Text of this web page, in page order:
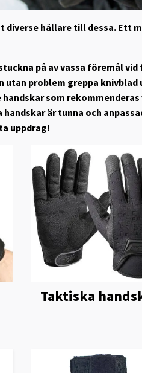
hållare till dessa. Ett
på av vassa föremål
utan problem greppa
som
är tunna och
uppdrag!
Taktiska